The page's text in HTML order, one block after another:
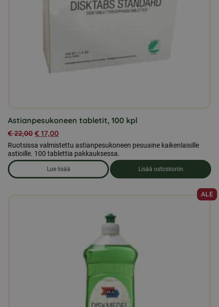
Astianpesukoneen tabletit, 100 kpl
€22,00 € 17,00
Ruotsissa valmistettu astianpesukoneen pesuaine kaikenlaisille
astioille. 100 tablettia pakkauksessa.
Lue lisää
om produkten Astianpesukoneen tabletit, 100 kpl
Lisää ostoskoriin
ALE